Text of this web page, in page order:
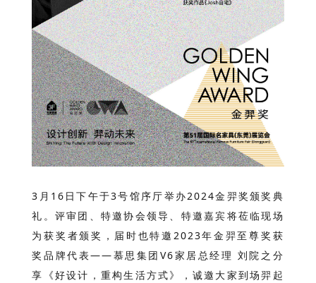
3月16日下午于3号馆序厅举办2024金羿奖颁奖典
礼。评审团、特邀协会领导、特邀嘉宾将莅临现场
为获奖者颁奖，届时也特邀2023年金羿至尊奖获
奖品牌代表——慕思集团V6家居总经理 刘院之分
享《好设计，重构生活方式》， 诚邀大家到场羿起